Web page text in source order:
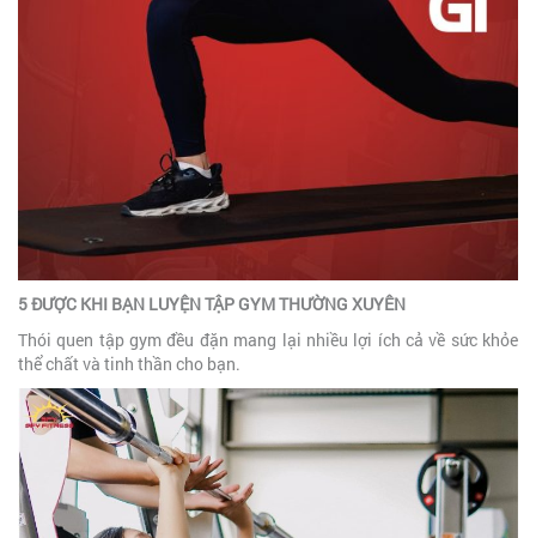
5 ĐƯỢC KHI BẠN LUYỆN TẬP GYM THƯỜNG XUYÊN
Thói quen tập gym đều đặn mang lại nhiều lợi ích cả về sức khỏe
thể chất và tinh thần cho bạn.